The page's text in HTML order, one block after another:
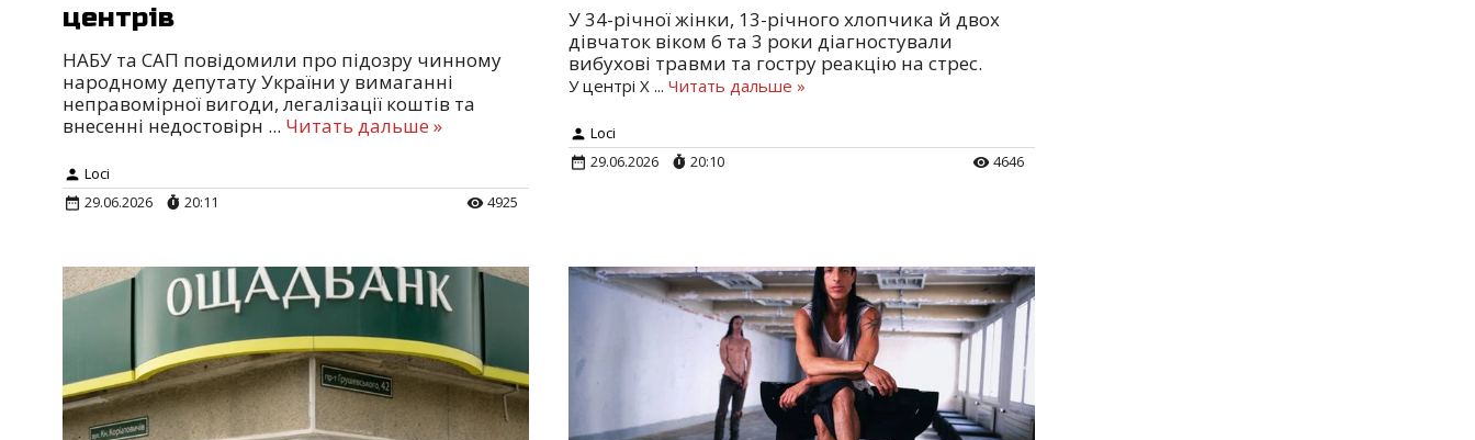
центрів
НАБУ та САП повідомили про підозру чинному
народному депутату України у вимаганні
неправомірної вигоди, легалізації коштів та
внесенні недостовірн ... Читать дальше »
Loci
29.06.2026
20:11 4925
У 34-річної жінки, 13-річного хлопчика й двох
дівчаток віком 6 та 3 роки діагностували
вибухові травми та гостру реакцію на стрес.
У центрі Х ... Читать дальше »
Loci
29.06.2026
20:10 4646